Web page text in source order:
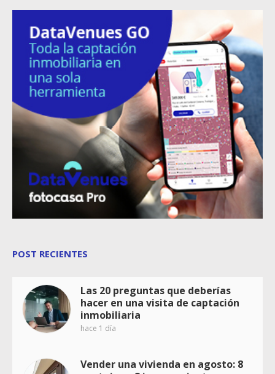
POST RECIENTES
Las 20 preguntas que deberías
hacer en una visita de captación
inmobiliaria
hace 1 día
Vender una vivienda en agosto: 8